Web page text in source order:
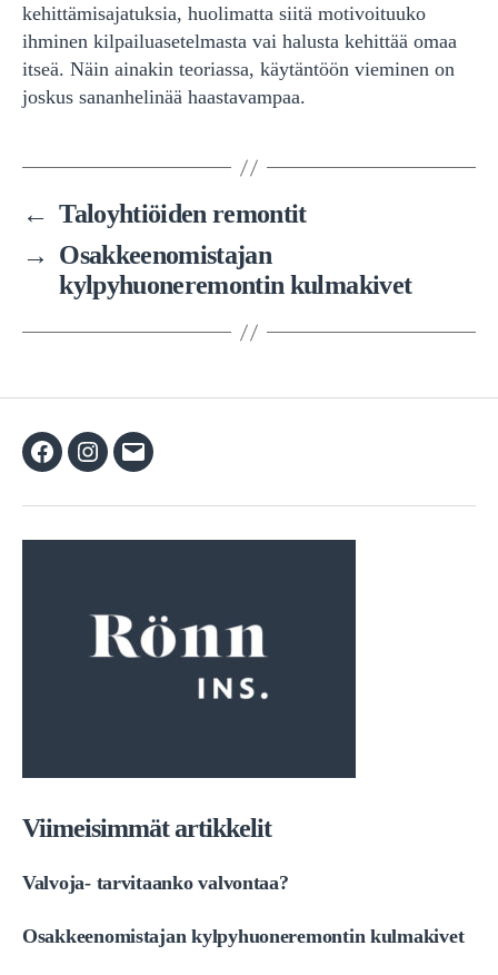
kehittämisajatuksia, huolimatta siitä motivoituuko
ihminen kilpailuasetelmasta vai halusta kehittää omaa
itseä. Näin ainakin teoriassa, käytäntöön vieminen on
joskus sananhelinää haastavampaa.
← Taloyhtiöiden remontit
→ Osakkeenomistajan
kylpyhuoneremontin kulmakivet
Facebook
InstagramSähköposti
Viimeisimmät artikkelit
Valvoja- tarvitaanko valvontaa?
Osakkeenomistajan kylpyhuoneremontin kulmakivet